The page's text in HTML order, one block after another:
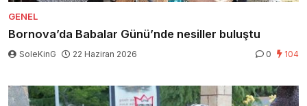
GENEL
Bornova’da Babalar Günü’nde nesiller buluştu
SoleKinG 22 Haziran 2026 0 104